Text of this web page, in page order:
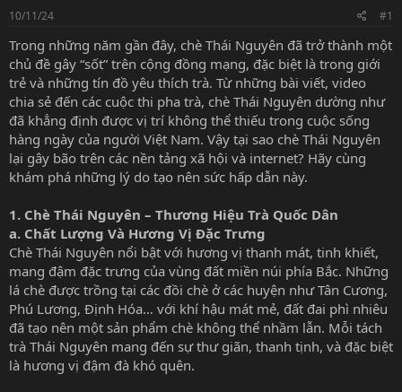
s
t
a
t
e
r
10/11/24 #1
Trong những năm gần đây, chè Thái Nguyên đã trở thành một
chủ đề gây “sốt” trên cộng đồng mạng, đặc biệt là trong giới
trẻ và những tín đồ yêu thích trà. Từ những bài viết, video
chia sẻ đến các cuộc thi pha trà, chè Thái Nguyên dường như
đã khẳng định được vị trí không thể thiếu trong cuộc sống
hàng ngày của người Việt Nam. Vậy tại sao chè Thái Nguyên
lại gây bão trên các nền tảng xã hội và internet? Hãy cùng
khám phá những lý do tạo nên sức hấp dẫn này.
1. Chè Thái Nguyên – Thương Hiệu Trà Quốc Dân
a. Chất Lượng Và Hương Vị Đặc Trưng
Chè Thái Nguyên nổi bật với hương vị thanh mát, tinh khiết,
mang đậm đặc trưng của vùng đất miền núi phía Bắc. Những
lá chè được trồng tại các đồi chè ở các huyện như Tân Cương,
Phú Lương, Định Hóa… với khí hậu mát mẻ, đất đai phì nhiêu
đã tạo nên một sản phẩm chè không thể nhầm lẫn. Mỗi tách
trà Thái Nguyên mang đến sự thư giãn, thanh tịnh, và đặc biệt
là hương vị đậm đà khó quên.